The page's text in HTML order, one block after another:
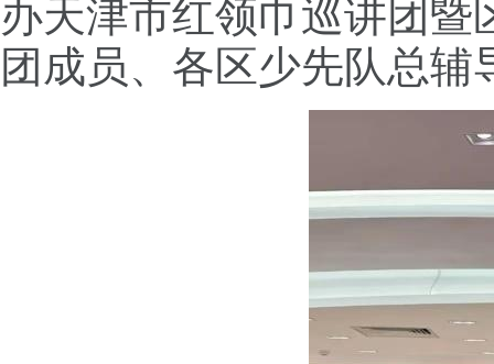
办天津市红领巾巡讲团
团成员、各区少先队总